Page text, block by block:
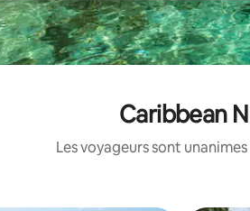
Caribbean
Les voyageurs sont